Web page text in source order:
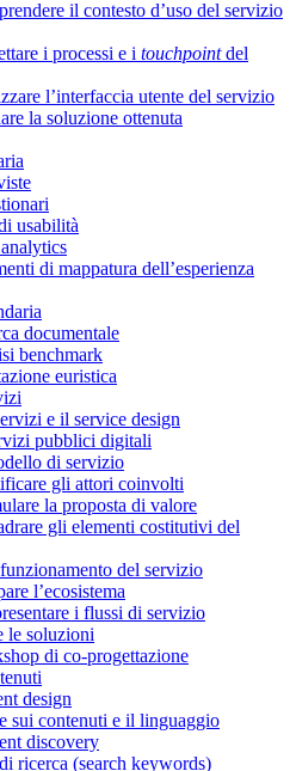
il contesto d’uso del servizio
i processi e i touchpointdel
l’interfaccia utente del servizio
la soluzione ottenuta
usabilità
di mappatura dell’esperienza
documentale
benchmark
euristica
e il service design
pubblici digitali
di servizio
gli attori coinvolti
la proposta di valore
gli elementi costitutivi del
del servizio
l’ecosistema
i flussi di servizio
le soluzioni
di co-progettazione
design
sui contenuti e il linguaggio
discovery
ricerca (search keywords)